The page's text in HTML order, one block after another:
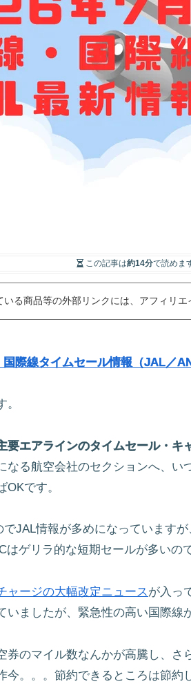
この記事は約14分で読めま
いる商品等の外部リンクには、アフィリ
国際線タイムセール情報（JAL／
要エアラインのタイムセール・キ
なる航空会社のセクションへ、い
です。
JAL情報が多めになっています
はゲリラ的な短期セールが多いの
ャージの大幅改定ニュースが入っ
いましたが、緊急性の高い国際線
券のマイル数なんかが高騰し、さ
今。。。節約できるところは節約